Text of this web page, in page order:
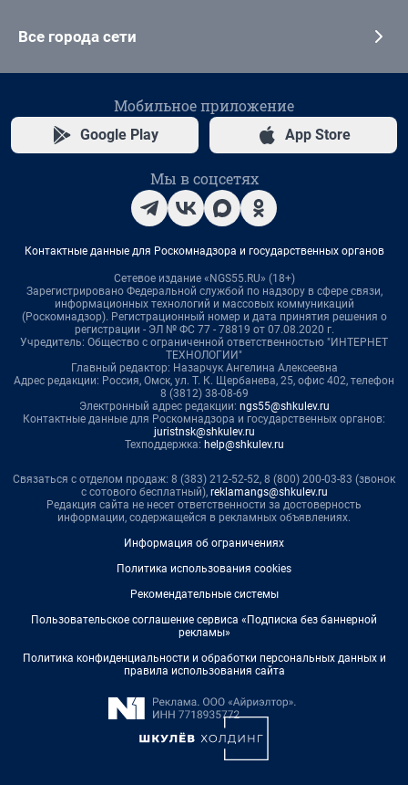
Все города сети
Мобильное приложение
Google Play App Store
Мы в соцсетях
Контактные данные для Роскомнадзора и государственных органов
Сетевое издание «NGS55.RU» (18+)
Зарегистрировано Федеральной службой по надзору в сфере связи,
информационных технологий и массовых коммуникаций
(Роскомнадзор). Регистрационный номер и дата принятия решения о
регистрации - ЭЛ № ФС 77 - 78819 от 07.08.2020 г.
Учредитель: Общество с ограниченной ответственностью "ИНТЕРНЕТ
ТЕХНОЛОГИИ"
Главный редактор: Назарчук Ангелина Алексеевна
Адрес редакции: Россия, Омск, ул. Т. К. Щербанева, 25, офис 402, телефон
8 (3812) 38-08-69
Электронный адрес редакции: ngs55@shkulev.ru
Контактные данные для Роскомнадзора и государственных органов:
juristnsk@shkulev.ru
Техподдержка: help@shkulev.ru
Связаться с отделом продаж: 8 (383) 212-52-52, 8 (800) 200-03-83 (звонок
с сотового бесплатный), reklamangs@shkulev.ru
Редакция сайта не несет ответственности за достоверность
информации, содержащейся в рекламных объявлениях.
Информация об ограничениях
Политика использования cookies
Рекомендательные системы
Пользовательское соглашение сервиса «Подписка без баннерной
рекламы»
Политика конфиденциальности и обработки персональных данных и
правила использования сайта